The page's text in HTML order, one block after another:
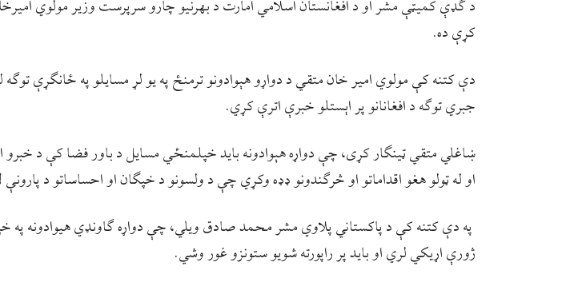
د ګډې کمیټې مشر او د افغانستان اسلامي امارت د بهرنیو چارو سرپرست وزیر مولوي
کړې ده.
دې کتنه کې مولوي امیر خان متقي د دواړو هېوادونو ترمنځ په یو لړ مسایلو په ځانګړې توګه
جبري توګه د افغانانو پر اېستلو خبرې اترې کړي.
ښاغلي متقي ټینګار کړی، چې دواړه هېوادونه باید خپلمنځي مسایل د باور فضا کې د خبرو
او له ټولو هغو اقداماتو او څرګندونو ډډه وکړي چې د ولسونو د خپګان او احساساتو د
په دې کتنه کې د پاکستاني پلاوي مشر محمد صادق ویلي، چې دواړه ګاونډي هیوادونه
ژورې اړیکي لري او باید پر راپورته شویو ستونزو غور وشي.